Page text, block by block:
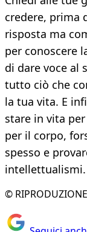
credere, prima
risposta ma
per conoscere
di dare voce al
tutto ciò che
la tua vita. E
stare in vita
per il corpo,
spesso e
intellettualismi.
© RIPRODUZIONE